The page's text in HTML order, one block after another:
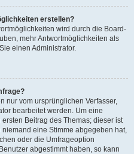
erstellen?
wird durch die Board-
mehr Antwortmöglichkeiten als
einen Administrator.
nur vom ursprünglichen Verfasser,
bearbeitet werden. Um eine
Beitrag des Themas; dieser ist
eine Stimme abgegeben hat,
oder die Umfrageoption
abgestimmt haben, so kann